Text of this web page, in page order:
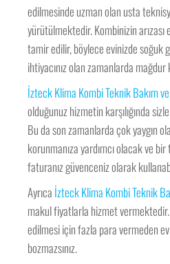
edilmesinde uzman olan usta
yürütülmektedir. Kombinizin
tamir edilir, böylece evinizde soğuk
ihtiyacınız olan zamanlarda mağdur
İzteck Klima Kombi Teknik Bakım
olduğunuz hizmetin karşılığında
Bu da son zamanlarda çok yaygın
korunmanıza yardımcı olacak ve
faturanız güvenceniz olarak
Ayrıca İzteck Klima Kombi Teknik
makul fiyatlarla hizmet
edilmesi için fazla para vermeden
bozmazsınız.